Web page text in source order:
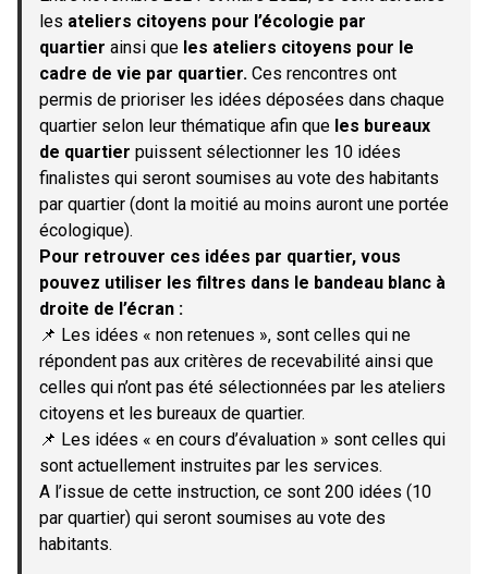
les ateliers citoyens pour l’écologie par
quartier ainsi que les ateliers citoyens pour le
cadre de vie par quartier. Ces rencontres ont
permis de prioriser les idées déposées dans chaque
quartier selon leur thématique afin que les bureaux
de quartier puissent sélectionner les 10 idées
finalistes qui seront soumises au vote des habitants
par quartier (dont la moitié au moins auront une portée
écologique).
Pour retrouver ces idées par quartier, vous
pouvez utiliser les filtres dans le bandeau blanc à
droite de l’écran :
📌 Les idées « non retenues », sont celles qui ne
répondent pas aux critères de recevabilité ainsi que
celles qui n’ont pas été sélectionnées par les ateliers
citoyens et les bureaux de quartier.
📌 Les idées « en cours d’évaluation » sont celles qui
sont actuellement instruites par les services.
A l’issue de cette instruction, ce sont 200 idées (10
par quartier) qui seront soumises au vote des
habitants.